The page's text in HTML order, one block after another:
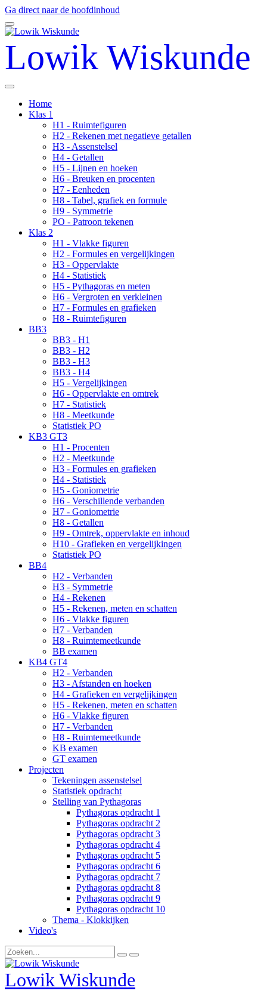
Ga direct naar de hoofdinhoud
Lowik Wiskunde
Home
Klas 1
H1 - Ruimtefiguren
H2 - Rekenen met negatieve getallen
H3 - Assenstelsel
H4 - Getallen
H5 - Lijnen en hoeken
H6 - Breuken en procenten
H7 - Eenheden
H8 - Tabel, grafiek en formule
H9 - Symmetrie
PO - Patroon tekenen
Klas 2
H1 - Vlakke figuren
H2 - Formules en vergelijkingen
H3 - Oppervlakte
H4 - Statistiek
H5 - Pythagoras en meten
H6 - Vergroten en verkleinen
H7 - Formules en grafieken
H8 - Ruimtefiguren
BB3
BB3 - H1
BB3 - H2
BB3 - H3
BB3 - H4
H5 - Vergelijkingen
H6 - Oppervlakte en omtrek
H7 - Statistiek
H8 - Meetkunde
Statistiek PO
KB3 GT3
H1 - Procenten
H2 - Meetkunde
H3 - Formules en grafieken
H4 - Statistiek
H5 - Goniometrie
H6 - Verschillende verbanden
H7 - Goniometrie
H8 - Getallen
H9 - Omtrek, oppervlakte en inhoud
H10 - Grafieken en vergelijkingen
Statistiek PO
BB4
H2 - Verbanden
H3 - Symmetrie
H4 - Rekenen
H5 - Rekenen, meten en schatten
H6 - Vlakke figuren
H7 - Verbanden
H8 - Ruimtemeetkunde
BB examen
KB4 GT4
H2 - Verbanden
H3 - Afstanden en hoeken
H4 - Grafieken en vergelijkingen
H5 - Rekenen, meten en schatten
H6 - Vlakke figuren
H7 - Verbanden
H8 - Ruimtemeetkunde
KB examen
GT examen
Projecten
Tekeningen assenstelsel
Statistiek opdracht
Stelling van Pythagoras
Pythagoras opdracht 1
Pythagoras opdracht 2
Pythagoras opdracht 3
Pythagoras opdracht 4
Pythagoras opdracht 5
Pythagoras opdracht 6
Pythagoras opdracht 7
Pythagoras opdracht 8
Pythagoras opdracht 9
Pythagoras opdracht 10
Thema - Klokkijken
Video's
Lowik Wiskunde